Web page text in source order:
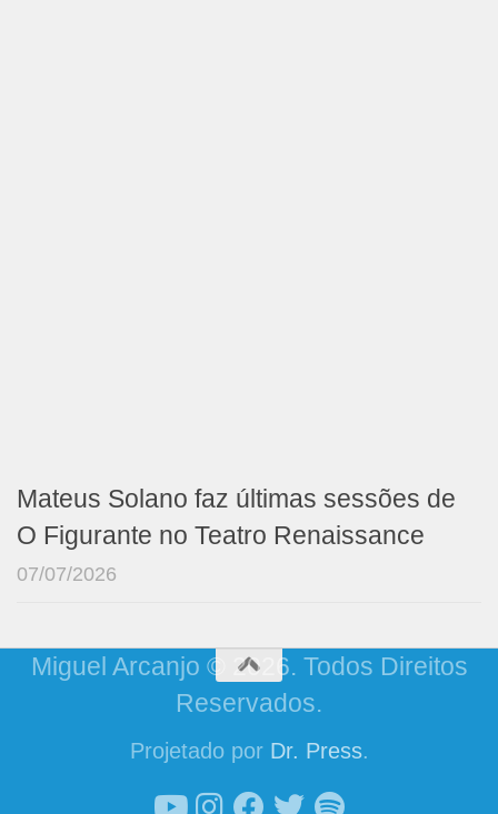
Mateus Solano faz últimas sessões de
O Figurante no Teatro Renaissance
07/07/2026
Miguel Arcanjo © 2026. Todos Direitos
Reservados.
Projetado por Dr. Press.